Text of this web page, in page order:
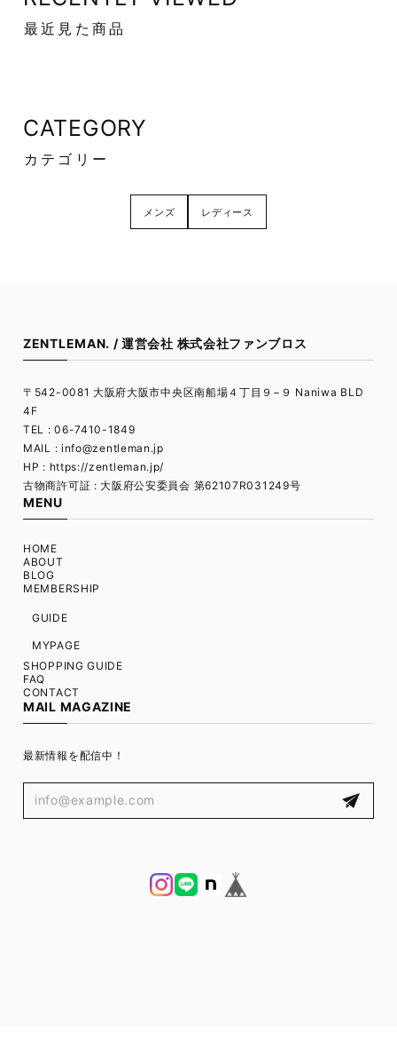
最近見た商品
CATEGORY
カテゴリー
メンズ レディース
ZENTLEMAN. / 運営会社 株式会社ファンブロス
〒542-0081 大阪府大阪市中央区南船場４丁目９−９ Naniwa BLD
4F
TEL : 06-7410-1849
MAIL : info@zentleman.jp
HP : https://zentleman.jp/
古物商許可証 : 大阪府公安委員会 第62107R031249号
MENU
HOME
ABOUT
BLOG
MEMBERSHIP
GUIDE
MYPAGE
SHOPPING GUIDE
FAQ
CONTACT
MAIL MAGAZINE
最新情報を配信中！